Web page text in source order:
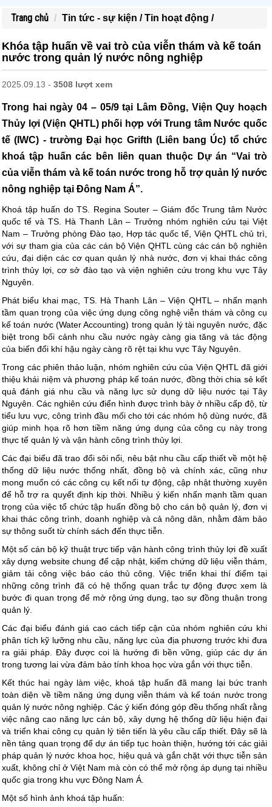
Trang chủ Tin tức - sự kiện /Tin hoạt động /
Khóa tập huấn về vai trò của viễn thám và kế toán
nước trong quản lý nước nông nghiệp
2025.09.13 - 3508 lượt xem
Trong hai ngày 04 – 05/9 tại Lâm Đồng, Viện Quy hoạch
Thủy lợi (Viện QHTL) phối hợp với Trung tâm Nước quốc
tế (IWC) - trường Đại học Grifth (Liên bang Úc) tổ chức
khoá tập huấn các bên liên quan thuộc Dự án “Vai trò
của viễn thám và kế toán nước trong hỗ trợ quản lý nước
nông nghiệp tại Đông Nam Á”.
Khoá tập huấn do TS. Regina Souter – Giám đốc Trung tâm Nước
quốc tế và TS. Hà Thanh Lân – Trưởng nhóm nghiên cứu tại Việt
Nam – Trưởng phòng Đào tạo, Hợp tác quốc tế, Viện QHTL chủ trì,
với sự tham gia của các cán bộ Viện QHTL cùng các cán bộ nghiên
cứu, đại diện các cơ quan quản lý nhà nước, đơn vị khai thác công
trình thủy lợi, cơ sở đào tạo và viện nghiên cứu trong khu vực Tây
Nguyên.
Phát biểu khai mạc, TS. Hà Thanh Lân – Viện QHTL – nhấn mạnh
tầm quan trọng của việc ứng dụng công nghệ viễn thám và công cụ
kế toán nước (Water Accounting) trong quản lý tài nguyên nước, đặc
biệt trong bối cảnh nhu cầu nước ngày càng gia tăng và tác động
của biến đổi khí hậu ngày càng rõ rệt tại khu vực Tây Nguyên.
Trong các phiên thảo luận, nhóm nghiên cứu của Viện QHTL đã giới
thiệu khái niệm và phương pháp kế toán nước, đồng thời chia sẻ kết
quả đánh giá nhu cầu và năng lực sử dụng dữ liệu nước tại Tây
Nguyên. Các nghiên cứu điển hình được trình bày ở nhiều cấp độ, từ
tiểu lưu vực, công trình đầu mối cho tới các nhóm hộ dùng nước, đã
giúp minh họa rõ hơn tiềm năng ứng dụng của công cụ này trong
thực tế quản lý và vận hành công trình thủy lợi.
Các đại biểu đã trao đổi sôi nổi, nêu bật nhu cầu cấp thiết về một hệ
thống dữ liệu nước thống nhất, đồng bộ và chính xác, cũng như
mong muốn có các công cụ kết nối tự động, cập nhật thường xuyên
để hỗ trợ ra quyết định kịp thời. Nhiều ý kiến nhấn mạnh tầm quan
trọng của việc tổ chức tập huấn đồng bộ cho cán bộ quản lý, đơn vị
khai thác công trình, doanh nghiệp và cả nông dân, nhằm đảm bảo
sự thông suốt từ chính sách đến thực tiễn.
Một số cán bộ kỹ thuật trực tiếp vận hành công trình thủy lợi đề xuất
xây dựng website chung để cập nhật, kiểm chứng dữ liệu viễn thám,
giảm tải công việc báo cáo thủ công. Việc triển khai thí điểm tại
những công trình đã có hệ thống quan trắc tự động được xem là
bước đi quan trọng để mở rộng ứng dụng, tạo sự đồng thuận trong
quản lý.
Các đại biểu đánh giá cao cách tiếp cận của nhóm nghiên cứu khi
phân tích kỹ lưỡng nhu cầu, năng lực của địa phương trước khi đưa
ra giải pháp. Đây được coi là hướng đi bền vững, giúp các dự án
trong tương lai vừa đảm bảo tính khoa học vừa gắn với thực tiễn.
Kết thúc hai ngày làm việc, khoá tập huấn đã mang lại bức tranh
toàn diện về tiềm năng ứng dụng viễn thám và kế toán nước trong
quản lý nước nông nghiệp. Các ý kiến đóng góp đều thống nhất rằng
việc nâng cao năng lực cán bộ, xây dựng hệ thống dữ liệu hiện đại
và triển khai công cụ quản lý tiên tiến là yêu cầu cấp thiết. Đây sẽ là
nền tảng quan trọng để dự án tiếp tục hoàn thiện, hướng tới các giải
pháp quản lý nước khoa học, hiệu quả và gắn chặt với thực tiễn sản
xuất, không chỉ ở Việt Nam mà còn có thể mở rộng áp dụng tại nhiều
quốc gia trong khu vực Đông Nam Á.
Một số hình ảnh khoá tập huấn: